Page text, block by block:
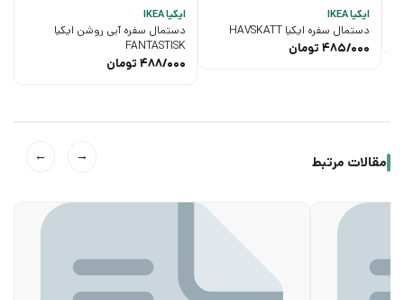
ایکیا IKEA
دستمال سفره ایکیا HAVSKATT
485/000 تومان
ایکیا IKEA
دستمال سفره آبی روشن ایکیا
FANTASTISK
488/000 تومان
مقالات مرتبط →
←